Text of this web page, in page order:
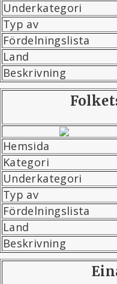
Underkategori
Typ av
Fördelningslista
Land
Beskrivning
Hemsida
Kategori
Underkategori
Typ av
Fördelningslista
Land
Beskrivning